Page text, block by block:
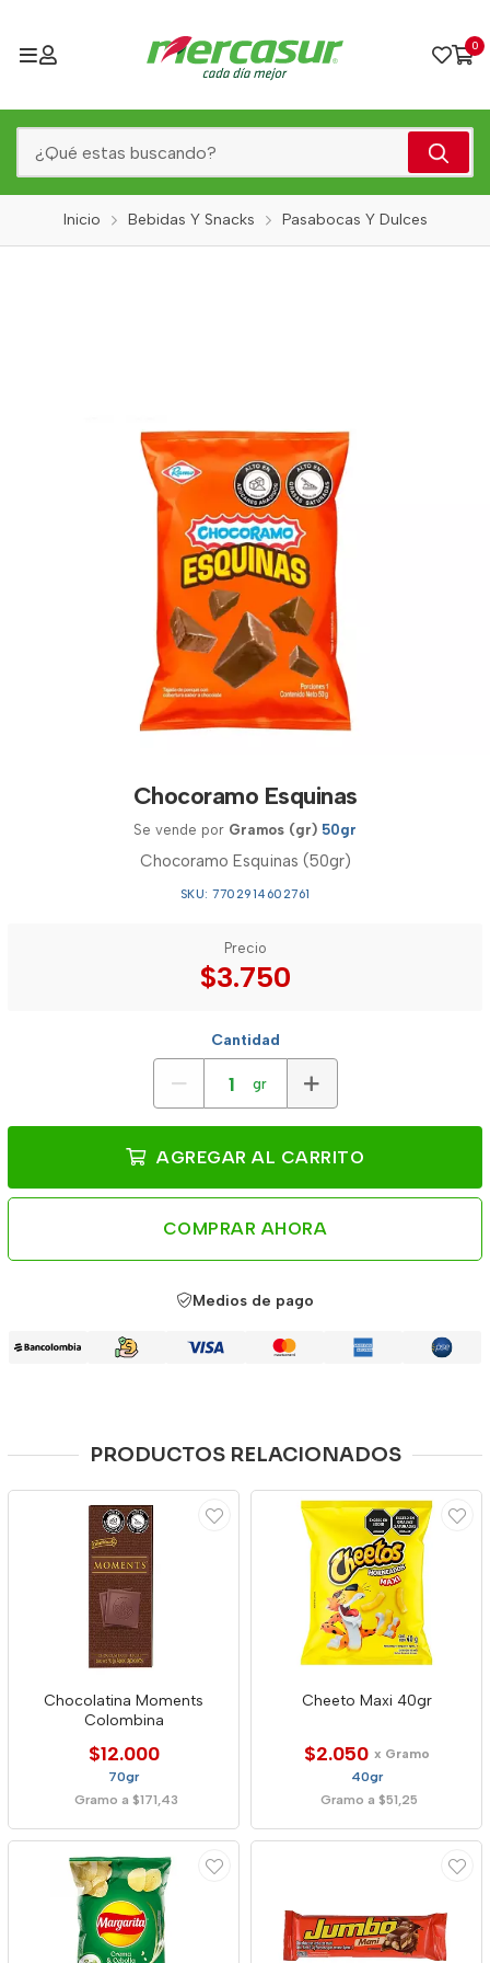
0
Inicio Bebidas Y Snacks Pasabocas Y Dulces
Chocoramo Esquinas
Se vende por Gramos (gr) 50gr
Chocoramo Esquinas (50gr)
SKU: 7702914602761
Precio
$3.750
Cantidad
gr
AGREGAR AL CARRITO
COMPRAR AHORA
Medios de pago
PRODUCTOS RELACIONADOS
Chocolatina Moments
Colombina
$12.000
70gr
Gramo a $171,43
Cheeto Maxi 40gr
$2.050 x Gramo
40gr
Gramo a $51,25